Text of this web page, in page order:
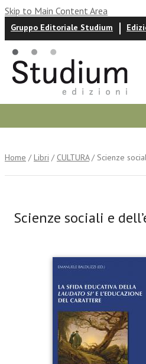
Skip to Main Content Area
Gruppo Editoriale Studium
Home / Libri / CULTURA/ Scienze
Scienze sociali e